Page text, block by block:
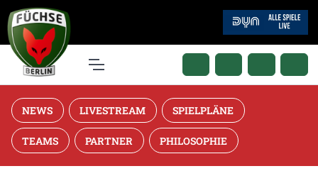
NEWS LIVESTREAM SPIELPLÄNE
TEAMS PARTNER PHILOSOPHIE